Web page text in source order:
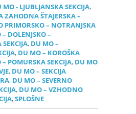
MO - LJUBLJANSKA SEKCIJA,
ZAHODNA ŠTAJERSKA –
PRIMORSKO – NOTRANJSKA
DOLENJSKO –
, DU MO –
, DU MO – KOROŠKA
POMURSKA SEKCIJA, DU MO
, DU MO – SEKCIJA
, DU MO – SEVERNO
, DU MO – VZHODNO
,SPLOŠNE